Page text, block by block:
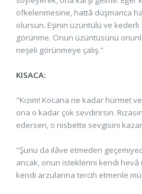
öfkelenmesine, hattâ düşmanca
olursun. Eşinin üzüntülü ve kederli
görünme. Onun üzüntüsünü
neşeli görünmeye çalış."
KISACA:
"Kızım! Kocana ne kadar hürmet
ona o kadar çok sevdirirsin.
edersen, o nisbette sevgisini
"Şunu da ilâve etmeden
ancak, onun isteklerini kendi hevâ
kendi arzularına tercih etmenle